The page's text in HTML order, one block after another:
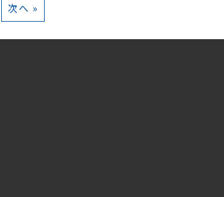
次へ »